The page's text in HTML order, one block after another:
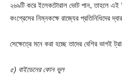
২৬৯টি করে ইলেকটোরাল ভোট পান, তাহলে এই
কংগ্রেসের নিম্নকক্ষে রাজ্যের প্রতিনিধিদের
সেক্ষেত্রে মনে করা হচ্ছে তাদের বেশির ভাগই
৫) বাইডেনের কোন ভুল